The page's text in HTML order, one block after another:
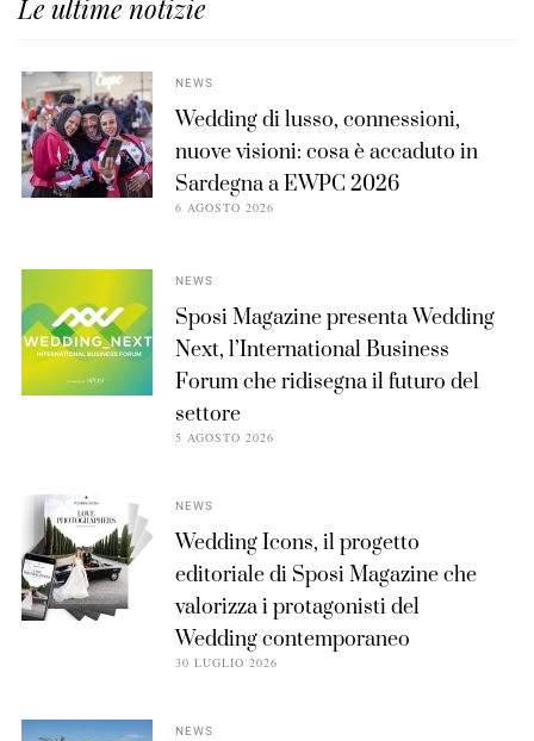
Le ultime notizie
NEWS
Wedding di lusso, connessioni,
nuove visioni: cosa è accaduto in
Sardegna a EWPC 2026
6 AGOSTO 2026
NEWS
Sposi Magazine presenta Wedding
Next, l’International Business
Forum che ridisegna il futuro del
settore
5 AGOSTO 2026
NEWS
Wedding Icons, il progetto
editoriale di Sposi Magazine che
valorizza i protagonisti del
Wedding contemporaneo
30 LUGLIO 2026
NEWS